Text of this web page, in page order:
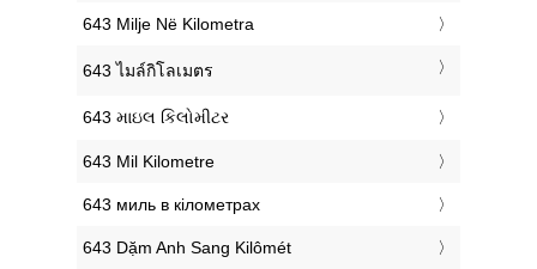
‎643 Milje Në Kilometra
‎643 ไมล์กิโลเมตร
‎643 માઇલ કિલોમીટર
‎643 Mil Kilometre
‎643 миль в кілометрах
‎643 Dặm Anh Sang Kilômét